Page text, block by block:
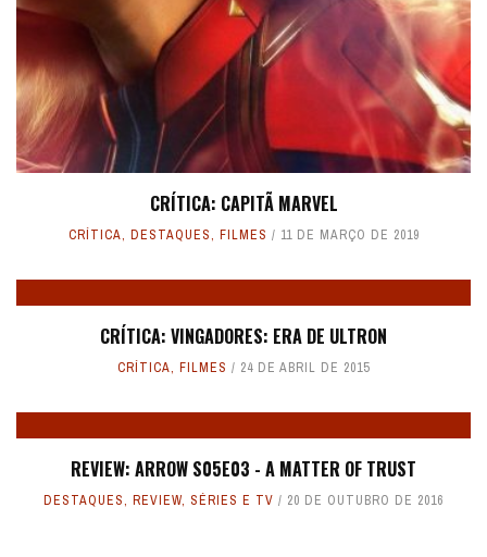
CRÍTICA: CAPITÃ MARVEL
CRÍTICA, DESTAQUES, FILMES 11 DE MARÇO DE 2019
CRÍTICA: VINGADORES: ERA DE ULTRON
CRÍTICA, FILMES 24 DE ABRIL DE 2015
REVIEW: ARROW S05E03 - A MATTER OF TRUST
DESTAQUES, REVIEW, SÉRIES E TV 20 DE OUTUBRO DE 2016